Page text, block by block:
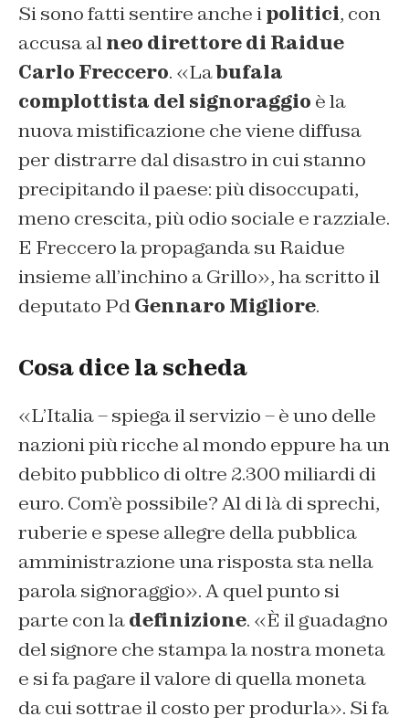
Si sono fatti sentire anche ipolitici, con
accusa alneo direttore di Raidue
Carlo Freccero. «Labufala
complottista del signoraggio è la
nuova mistificazione che viene diffusa
per distrarre dal disastro in cui stanno
precipitando il paese: più disoccupati,
meno crescita, più odio sociale e razziale.
E Freccero la propaganda su Raidue
insieme all’inchino a Grillo», ha scritto il
deputato PdGennaro Migliore.
Cosa dice la scheda
«L’Italia– spiega il servizio –è uno delle
nazioni più ricche al mondo eppure ha un
debito pubblico di oltre 2.300 miliardi di
euro. Com’è possibile? Al di là di sprechi,
ruberie e spese allegre della pubblica
amministrazione una risposta sta nella
parola signoraggio». A quel punto si
parte con ladefinizione. «È il guadagno
del signore che stampa la nostra moneta
e si fa pagare il valore di quella moneta
da cui sottrae il costo per produrla». Si fa